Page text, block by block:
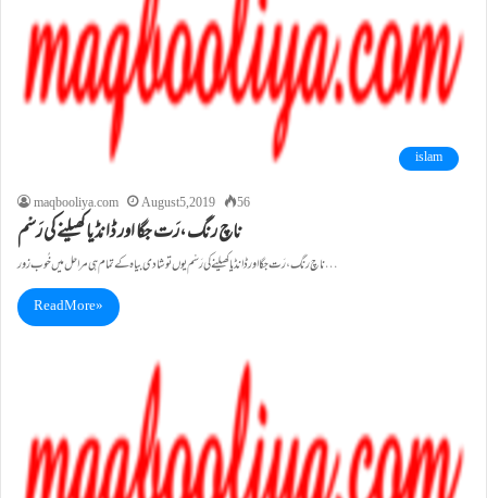
islam
maqbooliya.com
August 5, 2019 56
ناچ رنگ ،رَت جگا اور ڈانڈیا کھیلنے کی رَسْم
ناچ رنگ ،رَت جگا اور ڈانڈیا کھیلنے کی رَسْم یوں تو شادی بیاہ کے تمام ہی مراحل میں خُوب زور…
Read More »